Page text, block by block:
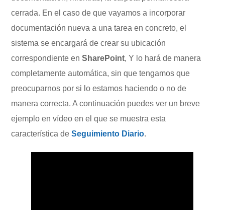
cerrada. En el caso de que vayamos a incorporar
documentación nueva a una tarea en concreto, el
sistema se encargará de crear su ubicación
correspondiente enSharePoint, Y lo hará de manera
completamente automática, sin que tengamos que
preocuparnos por si lo estamos haciendo o no de
manera correcta. A continuación puedes ver un breve
ejemplo en vídeo en el que se muestra esta
característica deSeguimiento Diario.